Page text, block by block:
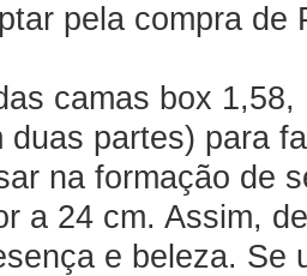
pela compra de
camas box
duas partes) para
na formação de
a 24 cm. Assim,
e beleza. Se